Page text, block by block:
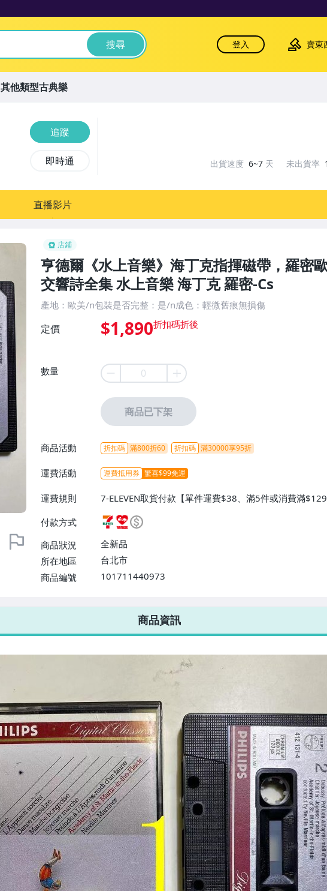
搜尋 登入 賣東
店鋪
亨德爾《水上音樂》海丁克指揮磁帶，羅密
交響詩全集 水上音樂 海丁克 羅密-Cs
產地：歐美/n包裝是否完整：是/n成色：輕微舊痕無損傷
定價 $1,890
數量
商品已下架
商品活動 折扣碼 滿800折60 折扣碼 滿30000享95折
運費活動 運費抵用券 驚喜$99免運
運費規則
7-ELEVEN取貨付款【單件運費$38、滿5件或消費滿
ELEVEN取貨不付款【免運費】、萊爾富取貨付款【單件
或消費滿$1298免運費】、宅配/貨運【單件運費$120、
$1598免運費】
付款方式
商品狀況
全新品
所在地區
台北市
商品編號
101711440973
7-ELEVEN 運費只要38元
不限金額、筆數，筆筆優惠無限次！
追蹤
即時通 出貨速度 6~7 天 未出貨率
直播影片
其他類型古典樂
商品資訊